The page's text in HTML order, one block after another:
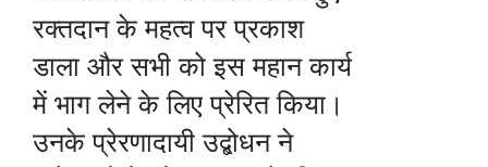
रक्तदान के महत्व पर प्रकाश
डाला और सभी को इस महान कार्य
में भाग लेने के लिए प्रेरित किया।
उनके प्रेरणादायी उद्बोधन ने